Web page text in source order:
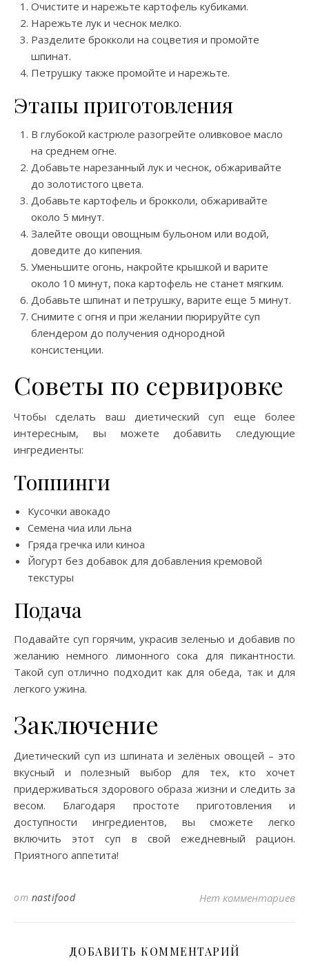
Очистите и нарежьте картофель кубиками.
Нарежьте лук и чеснок мелко.
Разделите брокколи на соцветия и промойте
шпинат.
Петрушку также промойте и нарежьте.
Этапы приготовления
В глубокой кастрюле разогрейте оливковое масло
на среднем огне.
Добавьте нарезанный лук и чеснок, обжаривайте
до золотистого цвета.
Добавьте картофель и брокколи, обжаривайте
около 5 минут.
Залейте овощи овощным бульоном или водой,
доведите до кипения.
Уменьшите огонь, накройте крышкой и варите
около 10 минут, пока картофель не станет мягким.
Добавьте шпинат и петрушку, варите еще 5 минут.
Снимите с огня и при желании пюрируйте суп
блендером до получения однородной
консистенции.
Советы по сервировке
Чтобы сделать ваш диетический суп еще более
интересным, вы можете добавить следующие
ингредиенты:
Топпинги
Кусочки авокадо
Семена чиа или льна
Гряда гречка или киноа
Йогурт без добавок для добавления кремовой
текстуры
Подача
Подавайте суп горячим, украсив зеленью и добавив по
желанию немного лимонного сока для пикантности.
Такой суп отлично подходит как для обеда, так и для
легкого ужина.
Заключение
Диетический суп из шпината и зелёных овощей – это
вкусный и полезный выбор для тех, кто хочет
придерживаться здорового образа жизни и следить за
весом. Благодаря простоте приготовления и
доступности ингредиентов, вы сможете легко
включить этот суп в свой ежедневный рацион.
Приятного аппетита!
от nastifood Нет комментариев
ДОБАВИТЬ КОММЕНТАРИЙ